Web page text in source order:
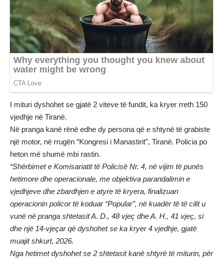
I mituri dyshohet se gjatë 2 viteve të fundit, ka kryer rreth 150
vjedhje në Tiranë.
Në pranga kanë rënë edhe dy persona që e shtynë të grabiste
një motor, në rrugën “Kongresi i Manastirit”, Tiranë. Policia po
heton më shumë mbi rastin.
“Shërbimet e Komisariatit të Policisë Nr. 4, në vijim të punës
hetimore dhe operacionale, me objektiva parandalimin e
vjedhjeve dhe zbardhjen e atyre të kryera, finalizuan
operacionin policor të koduar “Popular”, në kuadër të të cilit u
vunë në pranga shtetasit A. D., 48 vjeç dhe A. H., 41 vjeç, si
dhe një 14-vjeçar që dyshohet se ka kryer 4 vjedhje, gjatë
muajit shkurt, 2026.
Nga hetimet dyshohet se 2 shtetasit kanë shtyrë të miturin, për